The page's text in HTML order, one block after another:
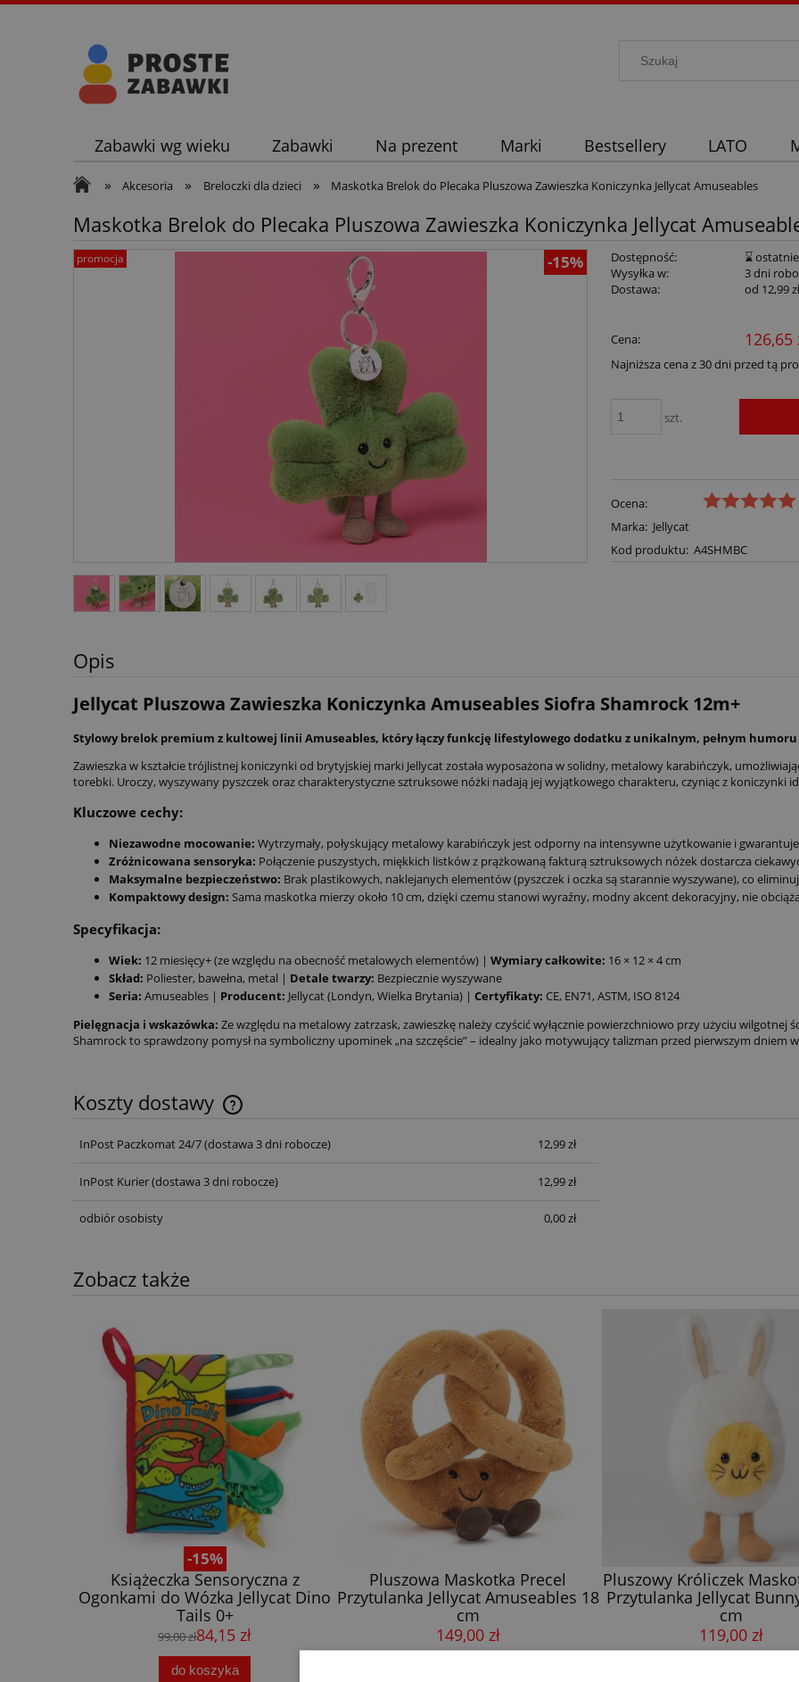
Zabawki wg wieku Zabawki Na prezent Marki Bestsellery LATO
» Akcesoria » Breloczki dla dzieci » Maskotka Brelok do Plecaka Pluszowa Zawieszka Koniczynka Jellycat Amuseables
Maskotka Brelok do Plecaka Pluszowa Zawieszka Koniczynka Jellycat
promocja -15% Dostępność:
⌛
Wysyłka w:
3 dni
Dostawa:
od 12,99
Cena: 126,65
Najniższa cena z 30 dni przed tą
szt.
Ocena:
Marka: Jellycat
Kod produktu: A4SHMBC
Opis
Jellycat Pluszowa Zawieszka Koniczynka Amuseables Siofra Shamrock 12m+
Stylowy brelok premium z kultowej linii Amuseables, który łączy funkcję lifestylowego dodatku z unikalnym, pełnym humoru
Zawieszka w kształcie trójlistnej koniczynki od brytyjskiej marki Jellycat została wyposażona w solidny, metalowy karabińczyk,
torebki. Uroczy, wyszywany pyszczek oraz charakterystyczne sztruksowe nóżki nadają jej wyjątkowego charakteru, czyniąc z koniczynki
Kluczowe cechy:
Niezawodne mocowanie: Wytrzymały, połyskujący metalowy karabińczyk jest odporny na intensywne użytkowanie i
Zróżnicowana sensoryka: Połączenie puszystych, miękkich listków z prążkowaną fakturą sztruksowych nóżek dostarcza
Maksymalne bezpieczeństwo: Brak plastikowych, naklejanych elementów (pyszczek i oczka są starannie wyszywane), co
Kompaktowy design: Sama maskotka mierzy około 10 cm, dzięki czemu stanowi wyraźny, modny akcent dekoracyjny, nie
Specyfikacja:
Wiek: 12 miesięcy+ (ze względu na obecność metalowych elementów) | Wymiary całkowite: 16 × 12 × 4 cm
Skład: Poliester, bawełna, metal | Detale twarzy: Bezpiecznie wyszywane
Seria: Amuseables | Producent: Jellycat (Londyn, Wielka Brytania) | Certyfikaty: CE, EN71, ASTM, ISO 8124
Pielęgnacja i wskazówka: Ze względu na metalowy zatrzask, zawieszkę należy czyścić wyłącznie powierzchniowo przy użyciu wilgotnej
Shamrock to sprawdzony pomysł na symboliczny upominek „na szczęście” – idealny jako motywujący talizman przed pierwszym dniem
Koszty dostawy
InPost Paczkomat 24/7(dostawa 3 dni robocze) 12,99 zł
InPost Kurier(dostawa 3 dni robocze) 12,99 zł
odbiór osobisty 0,00 zł
Zobacz także
Pluszowa Maskotka Precel
Przytulanka Jellycat Amuseables 18
cm
149,00 zł
do koszyka
Pluszowy Króliczek Maskotka Jajko
Przytulanka Jellycat Bunny Egg 14
cm
119,00 zł
Przytulanka Króliczek
Niemowląt Jellycat
16 cm
149,00 zł